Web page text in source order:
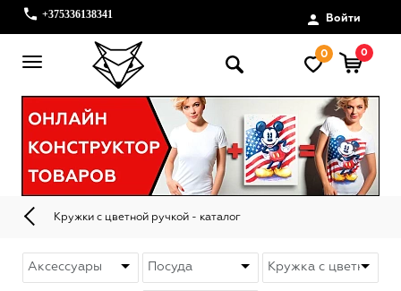
+375336138341 Войти
0 0
Кружки с цветной ручкой - каталог